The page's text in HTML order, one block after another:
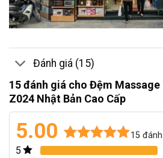
Đánh giá (15)
15 đánh giá cho Đệm Massage
Z024 Nhật Bản Cao Cấp
5.00 15
5